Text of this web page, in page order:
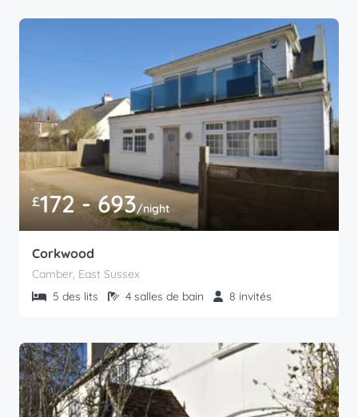
£172 - 693/night
Corkwood
Camber, East Sussex
5 des lits
4 salles de bain 8 invités